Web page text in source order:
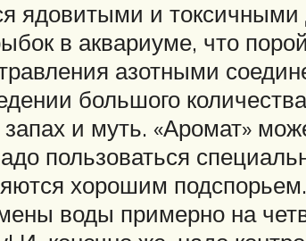
и токсичными
в аквариуме, что
азотными
большого
запах и муть. «Аромат»
пользоваться
хорошим
воды примерно на